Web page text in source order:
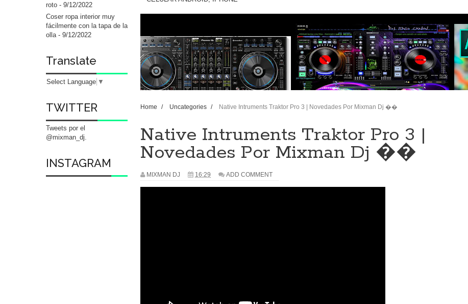
roto - 9/12/2022
Coser ropa interior muy
fácilmente con la tapa de la
olla- 9/12/2022
Translate
Select Language ▼
TWITTER
Tweets por el
@mixman_dj.
INSTAGRAM
Home / Uncategories / Native Intruments Traktor Pro 3 | Novedades Por Mixman Dj ��️
Native Intruments Traktor Pro 3 |
Novedades Por Mixman Dj ��️
MIXMAN DJ 16:29 ADD COMMENT